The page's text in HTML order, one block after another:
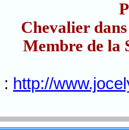
Chevalier
Membre de la
http://